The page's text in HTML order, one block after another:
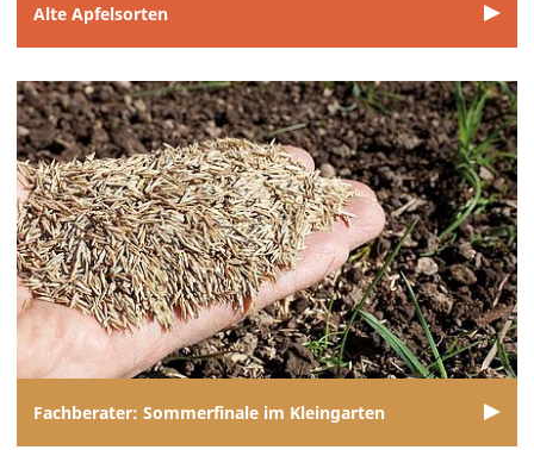
Alte Apfelsorten
Fachberater: Sommerfinale im Kleingarten